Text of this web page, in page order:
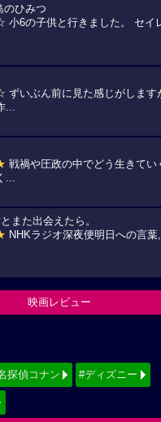
のひみつ
小6の子供と行きました。 セイ
ずいぶん前に見た感じがします
...
戦禍や圧政の中でどう生きてい
...
また出会えたら。
NHKラジオ深夜便明日への言
映画レビュー
探偵コナン #ディズニー